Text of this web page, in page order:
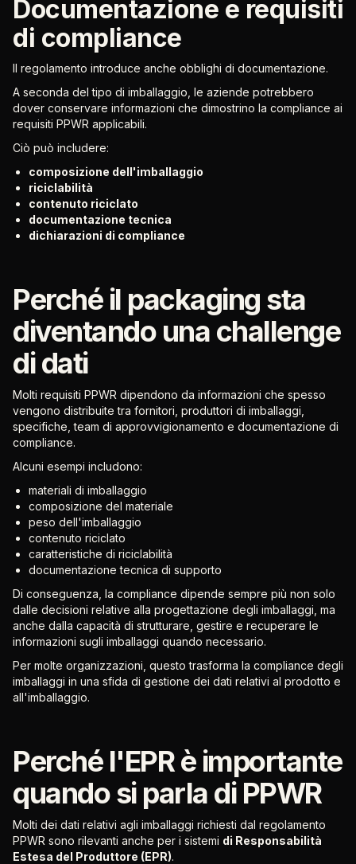
Documentazione e requisiti
di compliance
Il regolamento introduce anche obblighi di documentazione.
A seconda del tipo di imballaggio, le aziende potrebbero
dover conservare informazioni che dimostrino la compliance ai
requisiti PPWR applicabili.
Ciò può includere:
composizione dell'imballaggio
riciclabilità
contenuto riciclato
documentazione tecnica
dichiarazioni di compliance
Perché il packaging sta
diventando una challenge
di dati
Molti requisiti PPWR dipendono da informazioni che spesso
vengono distribuite tra fornitori, produttori di imballaggi,
specifiche, team di approvvigionamento e documentazione di
compliance.
Alcuni esempi includono:
materiali di imballaggio
composizione del materiale
peso dell'imballaggio
contenuto riciclato
caratteristiche di riciclabilità
documentazione tecnica di supporto
Di conseguenza, la compliance dipende sempre più non solo
dalle decisioni relative alla progettazione degli imballaggi, ma
anche dalla capacità di strutturare, gestire e recuperare le
informazioni sugli imballaggi quando necessario.
Per molte organizzazioni, questo trasforma la compliance degli
imballaggi in una sfida di gestione dei dati relativi al prodotto e
all'imballaggio.
Perché l'EPR è importante
quando si parla di PPWR
Molti dei dati relativi agli imballaggi richiesti dal regolamento
PPWR sono rilevanti anche per i sistemi di Responsabilità
Estesa del Produttore (EPR).